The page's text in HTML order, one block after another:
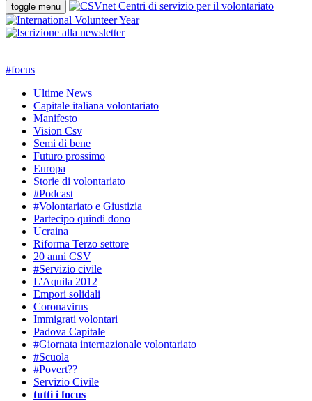
toggle menu
#focus
Ultime News
Capitale italiana volontariato
Manifesto
Vision Csv
Semi di bene
Futuro prossimo
Europa
Storie di volontariato
#Podcast
#Volontariato e Giustizia
Partecipo quindi dono
Ucraina
Riforma Terzo settore
20 anni CSV
#Servizio civile
L'Aquila 2012
Empori solidali
Coronavirus
Immigrati volontari
Padova Capitale
#Giornata internazionale volontariato
#Scuola
#Povert??
Servizio Civile
tutti i focus